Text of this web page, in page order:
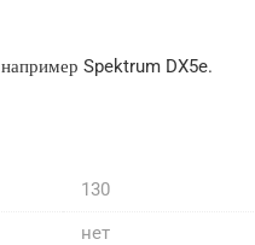
Spektrum DX5e.
130
нет